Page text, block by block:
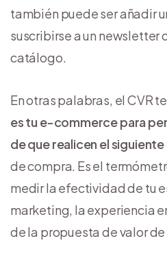
también puede ser añadir
suscribirse a un newsletter
catálogo.
En otras palabras, el CVR
es tu e-commerce para
de que realicen el siguiente
de compra. Es el
medir la efectividad de tu
marketing, la experiencia
de la propuesta de valor de